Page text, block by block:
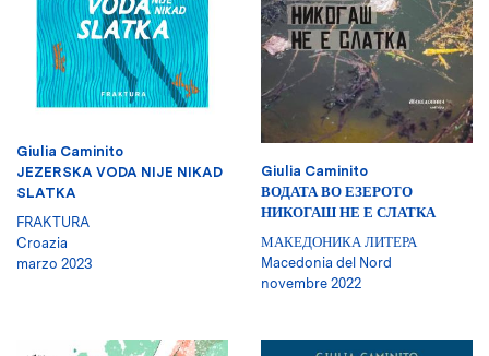
Giulia Caminito
JEZERSKA VODA NIJE NIKAD
SLATKA
FRAKTURA
Croazia
marzo 2023
Giulia Caminito
ВОДАТА ВО ЕЗЕРОТО
НИКОГАШ НЕ Е СЛАТКА
МАКЕДОНИКА ЛИТЕРА
Macedonia del Nord
novembre 2022